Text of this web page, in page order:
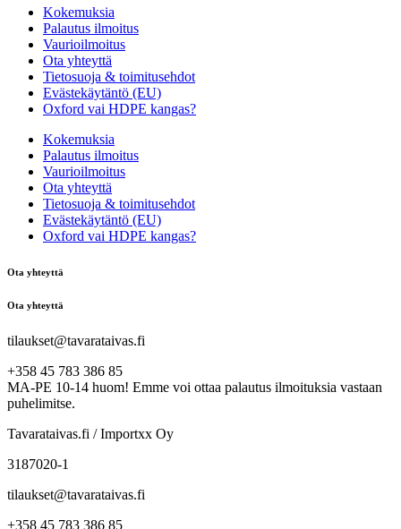
Kokemuksia
Palautus ilmoitus
Vaurioilmoitus
Ota yhteyttä
Tietosuoja & toimitusehdot
Evästekäytäntö (EU)
Oxford vai HDPE kangas?
Kokemuksia
Palautus ilmoitus
Vaurioilmoitus
Ota yhteyttä
Tietosuoja & toimitusehdot
Evästekäytäntö (EU)
Oxford vai HDPE kangas?
Ota yhteyttä
Ota yhteyttä
tilaukset@tavarataivas.fi
+358 45 783 386 85
MA-PE 10-14 huom! Emme voi ottaa palautus ilmoituksia vastaan
puhelimitse.
Tavarataivas.fi / Importxx Oy
3187020-1
tilaukset@tavarataivas.fi
+358 45 783 386 85